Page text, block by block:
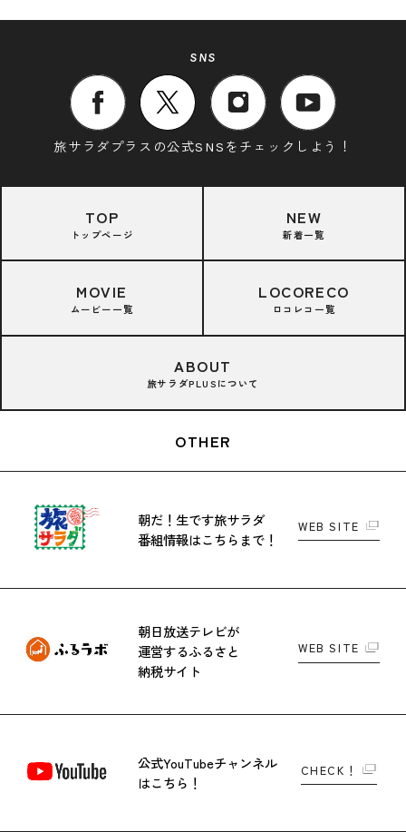
SNS
旅サラダプラスの公式SNSをチェックしよう！
TOP
トップページ
NEW
新着一覧
MOVIE
ムービー一覧
LOCORECO
ロコレコ一覧
ABOUT
旅サラダPLUSについて
OTHER
朝だ！生です旅サラダ
番組情報はこちらまで！
WEB SITE
朝日放送テレビが
運営するふるさと
納税サイト
WEB SITE
公式YouTubeチャンネル
はこちら！
CHECK！